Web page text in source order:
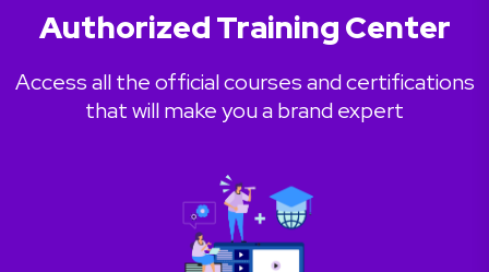
Authorized Training Center
Access all the official courses and certifications
that will make you a brand expert